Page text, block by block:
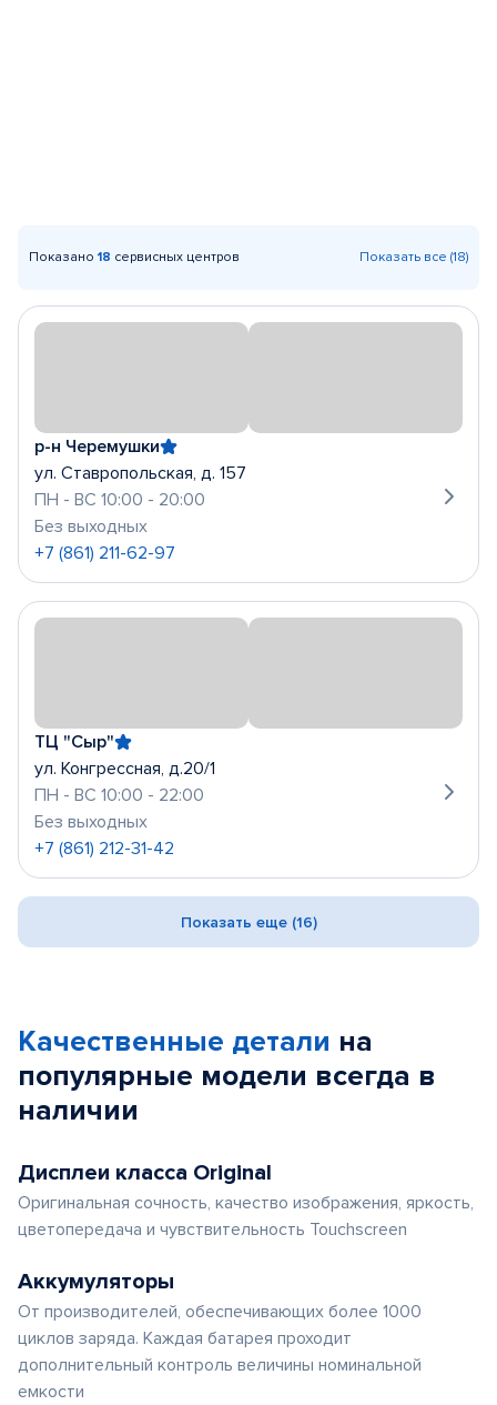
Показано 18 сервисных центров Показать все (18)
р-н Черемушки
ул. Ставропольская, д. 157
ПН - ВС 10:00 - 20:00
Без выходных
+7 (861) 211-62-97
ТЦ "Сыр"
ул. Конгрессная, д.20/1
ПН - ВС 10:00 - 22:00
Без выходных
+7 (861) 212-31-42
Показать еще (16)
Качественные детали на
популярные модели всегда в
наличии
Дисплеи класса Original
Оригинальная сочность, качество изображения, яркость,
цветопередача и чувствительность Touchscreen
Аккумуляторы
От производителей, обеспечивающих более 1000
циклов заряда. Каждая батарея проходит
дополнительный контроль величины номинальной
емкости